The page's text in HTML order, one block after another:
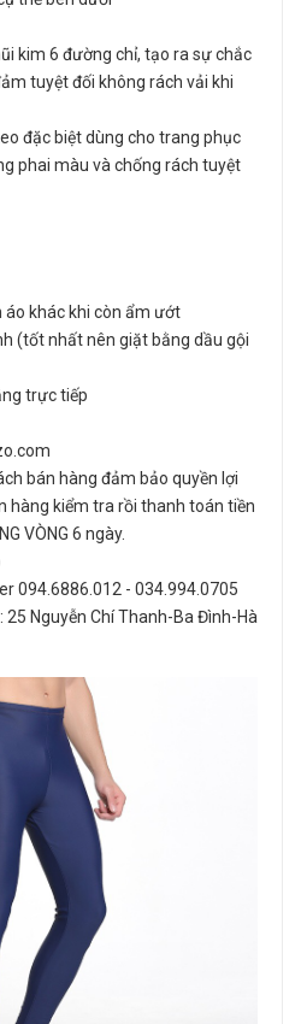
kim 6 đường chỉ, tạo ra sự chắc
tuyệt đối không rách vải khi
đặc biệt dùng cho trang phục
phai màu và chống rách tuyệt
áo khác khi còn ẩm ướt
(tốt nhất nên giặt bằng dầu gội
trực tiếp
bán hàng đảm bảo quyền lợi
hàng kiểm tra rồi thanh toán tiền
VÒNG 6 ngày.
094.6886.012 - 034.994.0705
Nguyễn Chí Thanh-Ba Đình-Hà